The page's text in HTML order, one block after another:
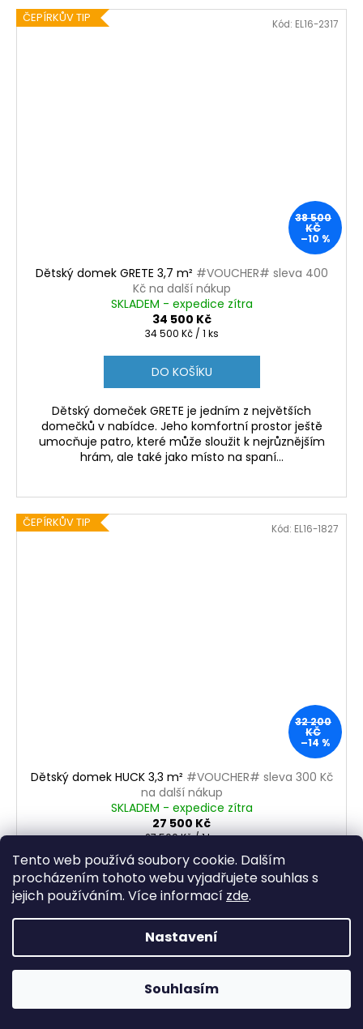
Tento web používá soubory cookie. Dalším
procházením tohoto webu vyjadřujete souhlas s
jejich používáním. Více informací zde.
Nastavení
Souhlasím
ČEPÍRKŮV TIP
38 500
KČ
–10 %
Dětský domek GRETE 3,7 m² #VOUCHER# sleva 400
Kč na další nákup
SKLADEM - expedice zítra
34 500 Kč
Měrná
34 500 Kč / 1 ks
DO KOŠÍKU
Dětský domeček GRETE je jedním z největších
domečků v nabídce. Jeho komfortní prostor ještě
umocňuje patro, které může sloužit k nejrůznějším
hrám, ale také jako místo na spaní...
Kód: EL16-2317
ČEPÍRKŮV TIP
32 200
KČ
–14 %
Dětský domek HUCK 3,3 m² #VOUCHER# sleva 300 Kč
na další nákup
SKLADEM - expedice zítra
27 500 Kč
Měrná
27 500 Kč / 1 ks
DO KOŠÍKU
Dětský domeček HUCK je naprosto nepřehlédnutelný.
Jeho zajímavý a chytlavý design připomíná cirkusové
domečky na kolečkách. A kdo z nás někdy v životě
aspoň chvíli netoužil...
Kód: EL16-1827